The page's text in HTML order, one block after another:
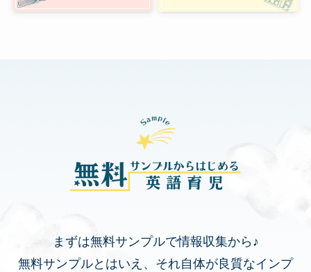
まずは無料サンプルで情報収集から♪
無料サンプルとはいえ、それ自体が良質なインプ